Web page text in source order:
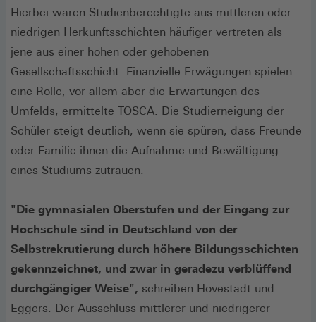
Hierbei waren Studienberechtigte aus mittleren oder
niedrigen Herkunftsschichten häufiger vertreten als
jene aus einer hohen oder gehobenen
Gesellschaftsschicht. Finanzielle Erwägungen spielen
eine Rolle, vor allem aber die Erwartungen des
Umfelds, ermittelte TOSCA. Die Studierneigung der
Schüler steigt deutlich, wenn sie spüren, dass Freunde
oder Familie ihnen die Aufnahme und Bewältigung
eines Studiums zutrauen.
"Die gymnasialen Oberstufen und der Eingang zur
Hochschule sind in Deutschland von der
Selbstrekrutierung durch höhere Bildungsschichten
gekennzeichnet, und zwar in geradezu verblüffend
durchgängiger Weise", schreiben Hovestadt und
Eggers. Der Ausschluss mittlerer und niedrigerer